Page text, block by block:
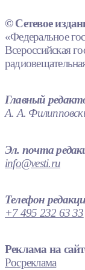
© Сетевое
«Федеральное
Всероссийская
Главный
А. А.
Эл. почта
info@vesti.ru
Телефон
+7 495 232 63 33
Реклама на
Росреклама